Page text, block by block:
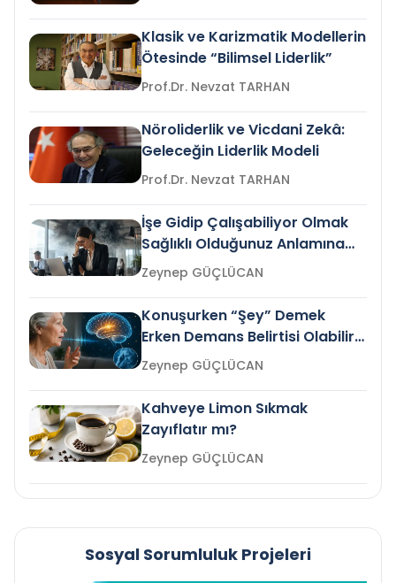
Klasik ve Karizmatik Modellerin
Ötesinde “Bilimsel Liderlik”
Prof.Dr. Nevzat TARHAN
Nöroliderlik ve Vicdani Zekâ:
Geleceğin Liderlik Modeli
Prof.Dr. Nevzat TARHAN
İşe Gidip Çalışabiliyor Olmak
Sağlıklı Olduğunuz Anlamına
Gelir mi?Zeynep GÜÇLÜCAN
Konuşurken “Şey” Demek
Erken Demans Belirtisi Olabilir
mi?
Zeynep GÜÇLÜCAN
Kahveye Limon Sıkmak
Zayıflatır mı?
Zeynep GÜÇLÜCAN
Sosyal Sorumluluk Projeleri